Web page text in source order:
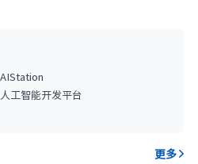
AIStation
人工智能开发平台
更多